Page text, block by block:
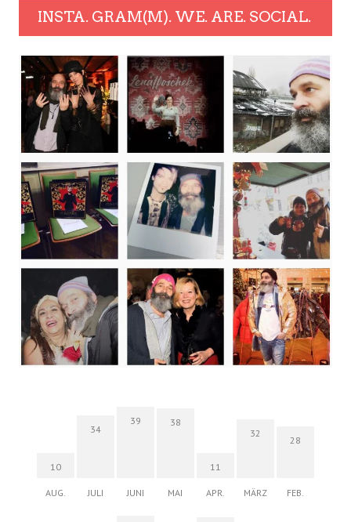
INSTA. GRAM(M). WE. ARE. SOCIAL.
10
AUG.
34
JULI
39
JUNI
38
MAI
11
APR.
32
MÄRZ
28
FEB.